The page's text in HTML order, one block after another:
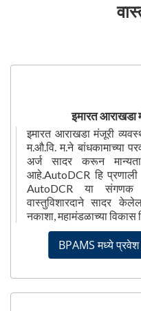
इमारत आराखडा
इमारत आराखडा मंजूरी
म.औ.वि. म.ने बांधकामाच्या
अर्ज सादर करून
आहे.AutoDCR हि
AutoDCR या संगणक
वास्तुविशारदाने सादर
नकाशा, महामंडळाच्या विकास
BPAMS मध्ये